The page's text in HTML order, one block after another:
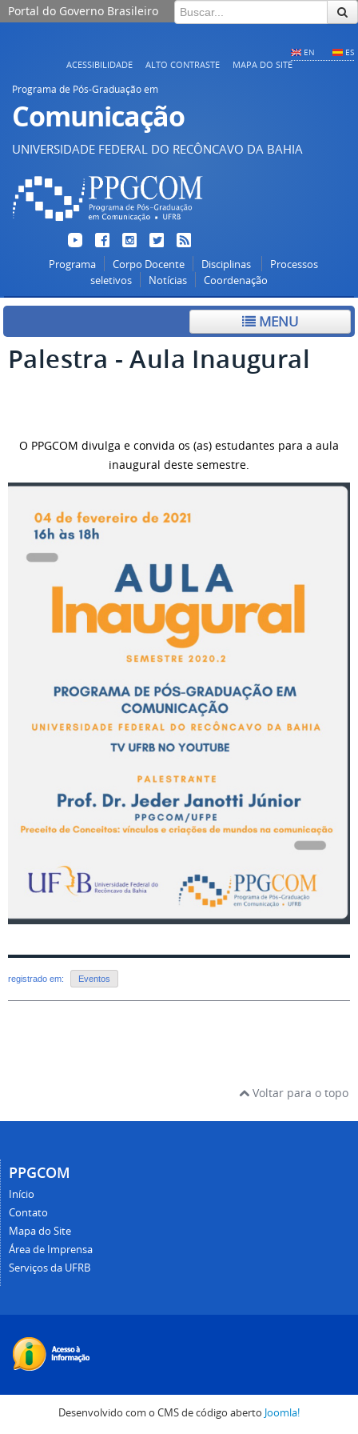
Portal do Governo Brasileiro
EN ES
ACESSIBILIDADE ALTO CONTRASTE MAPA DO SITE
Programa de Pós-Graduação em
Comunicação
UNIVERSIDADE FEDERAL DO RECÔNCAVO DA BAHIA
Programa Corpo Docente Disciplinas
Processos
seletivos
Notícias Coordenação
MENU
Palestra - Aula Inaugural
O PPGCOM divulga e convida os (as) estudantes para a aula
inaugural deste semestre.
registrado em: Eventos
Voltar para o topo
PPGCOM
Início
Contato
Mapa do Site
Área de Imprensa
Serviços da UFRB
Desenvolvido com o CMS de código aberto Joomla!